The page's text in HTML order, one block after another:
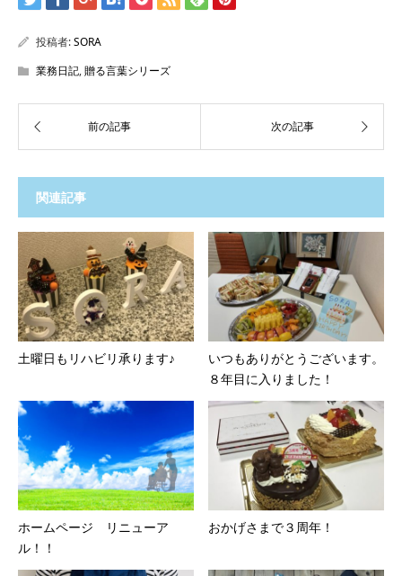
投稿者:SORA
業務日記,贈る言葉シリーズ
関連記事
土曜日もリハビリ承ります♪
いつもありがとうございます。
８年目に入りました！
ホームページ リニューア
ル！！
おかげさまで３周年！